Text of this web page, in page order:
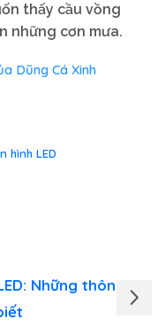
thấy cầu vồng
những cơn mưa.
Dũng Cá Xinh
Những thông tin